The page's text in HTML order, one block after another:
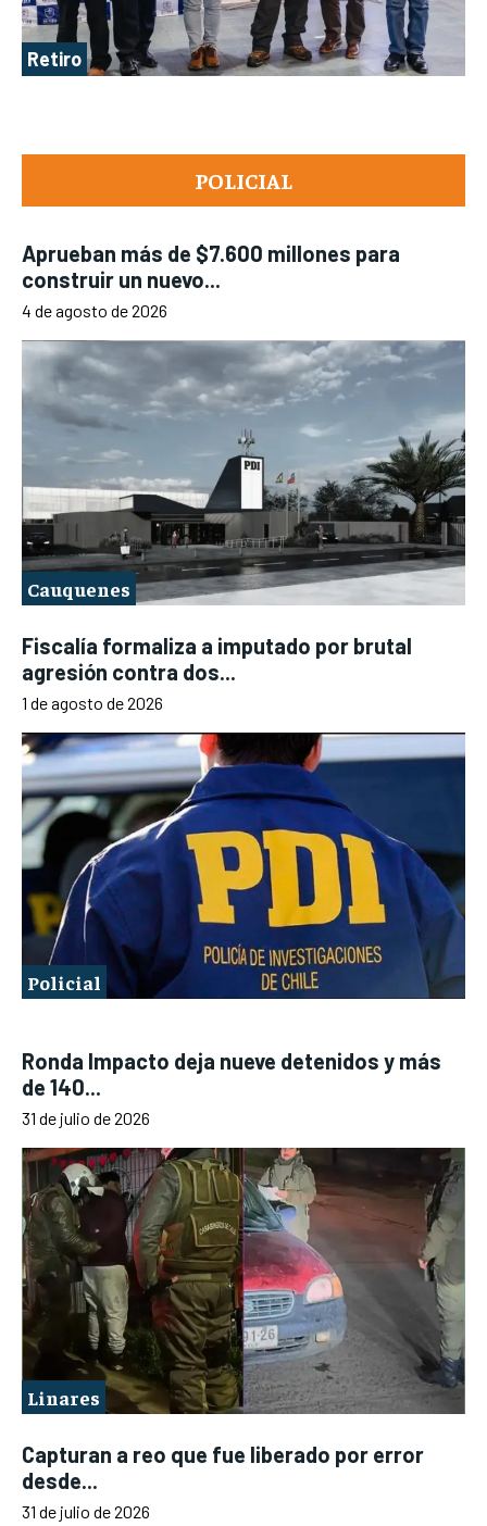
POLICIAL
Aprueban más de $7.600 millones para
construir un nuevo...
4 de agosto de 2026
Cauquenes
Fiscalía formaliza a imputado por brutal
agresión contra dos...
1 de agosto de 2026
Policial
Ronda Impacto deja nueve detenidos y más
de 140...
31 de julio de 2026
Linares
Capturan a reo que fue liberado por error
desde...
31 de julio de 2026
Retiro